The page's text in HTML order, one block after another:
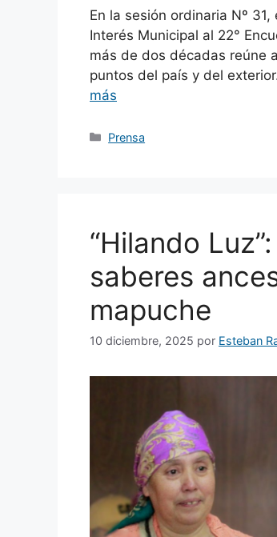
En la sesión ordinaria Nº
Interés Municipal al 22°
más de dos décadas reúne
puntos del país y del
más
Categorías
Prensa
“Hilando
saberes
mapuche
10 diciembre, 2025 por Esteban